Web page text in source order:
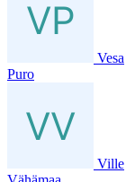
Vesa
Puro
Ville